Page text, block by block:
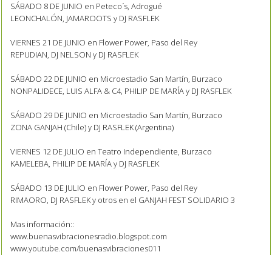
SÁBADO 8 DE JUNIO en Peteco´s, Adrogué
LEONCHALÓN, JAMAROOTS y DJ RASFLEK
VIERNES 21 DE JUNIO en Flower Power, Paso del Rey
REPUDIAN, DJ NELSON y DJ RASFLEK
SÁBADO 22 DE JUNIO en Microestadio San Martín, Burzaco
NONPALIDECE, LUIS ALFA & C4, PHILIP DE MARÍA y DJ RASFLEK
SÁBADO 29 DE JUNIO en Microestadio San Martín, Burzaco
ZONA GANJAH (Chile) y DJ RASFLEK (Argentina)
VIERNES 12 DE JULIO en Teatro Independiente, Burzaco
KAMELEBA, PHILIP DE MARÍA y DJ RASFLEK
SÁBADO 13 DE JULIO en Flower Power, Paso del Rey
RIMAORO, DJ RASFLEK y otros en el GANJAH FEST SOLIDARIO 3
Mas información::
www.buenasvibracionesradio.blogspot.com
www.youtube.com/buenasvibraciones011